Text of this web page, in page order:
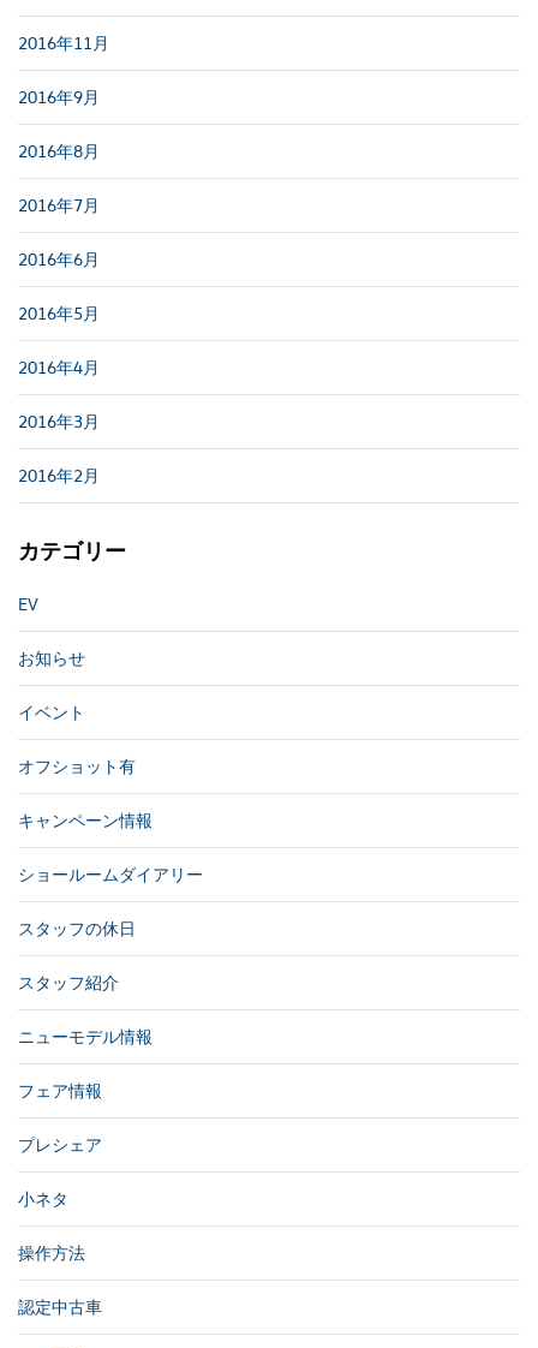
2016年11月
2016年9月
2016年8月
2016年7月
2016年6月
2016年5月
2016年4月
2016年3月
2016年2月
カテゴリー
EV
お知らせ
イベント
オフショット有
キャンペーン情報
ショールームダイアリー
スタッフの休日
スタッフ紹介
ニューモデル情報
フェア情報
プレシェア
小ネタ
操作方法
認定中古車